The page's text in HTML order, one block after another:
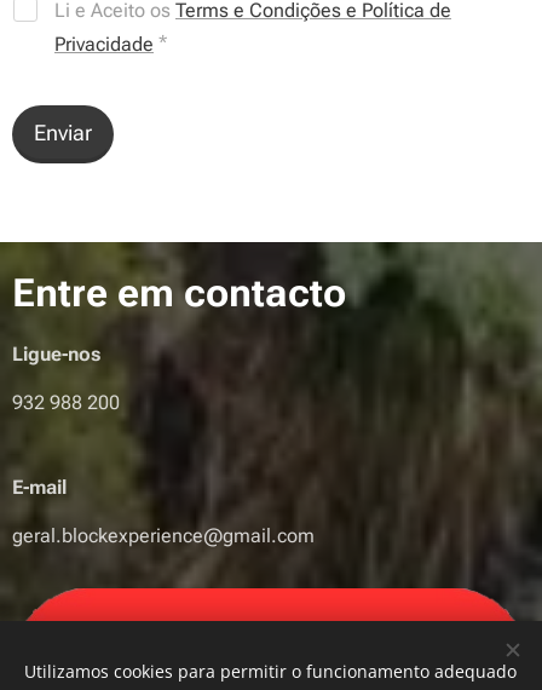
Li e Aceito os Terms e Condições e Política de
Privacidade
Enviar
Entre em contacto
Ligue-nos
932 988 200
E-mail
geral.blockexperience@gmail.com
Utilizamos cookies para permitir o funcionamento adequado